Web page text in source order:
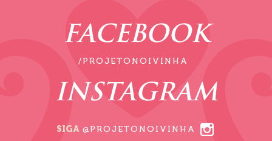
FACEBOOK
/PROJETONOIVINHA
INSTAGRAM
SIGA @PROJETONOIVINHA